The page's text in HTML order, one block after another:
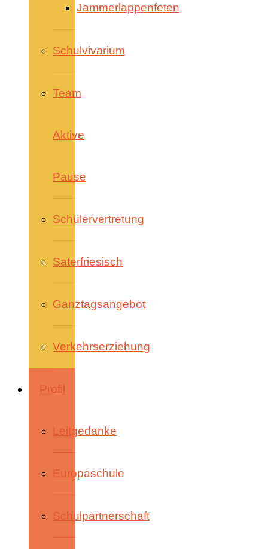
Jammerlappenfeten
Schulvivarium
Team
Aktive
Pause
Schülervertretung
Saterfriesisch
Ganztagsangebot
Verkehrserziehung
Profil
Leitgedanke
Europaschule
Schulpartnerschaft